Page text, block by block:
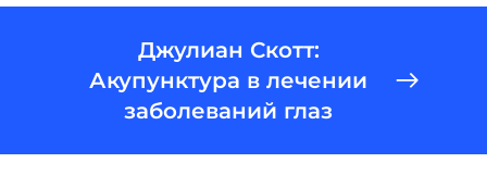
Джулиан Скотт:
Акупунктура в лечении
заболеваний глаз